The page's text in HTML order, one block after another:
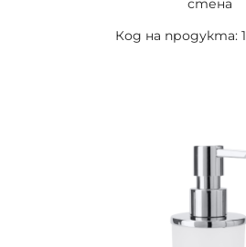
стена
Код на продукта: